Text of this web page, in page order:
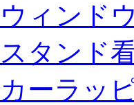
ウィンド
スタンド
カーラッ